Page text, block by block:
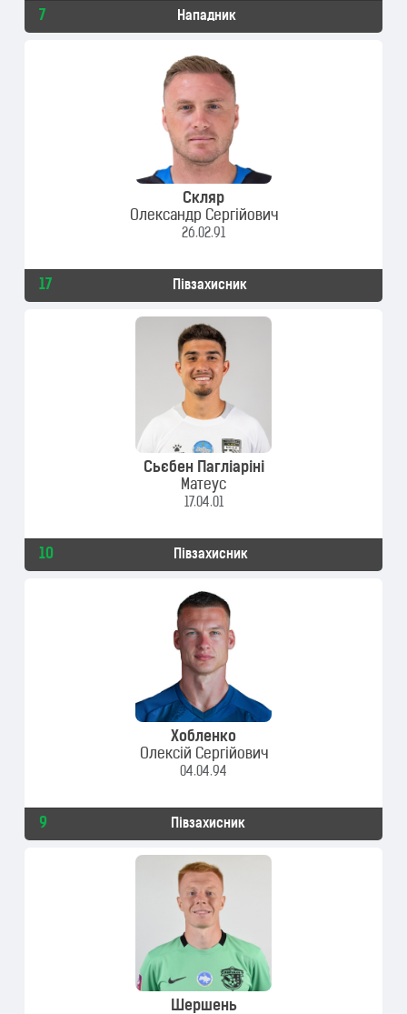
7 Нападник
Скляр
Олександр Сергійович
26.02.91
17 Півзахисник
Сьєбен Пагліаріні
Матеус
17.04.01
10 Півзахисник
Хобленко
Олексій Сергійович
04.04.94
9 Півзахисник
Шершень